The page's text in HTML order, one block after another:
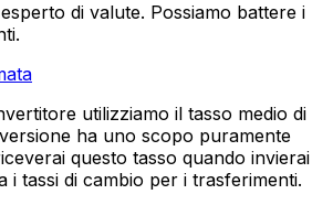
di valute. Possiamo battere i
utilizziamo il tasso medio di
ha uno scopo puramente
questo tasso quando invierai
i tassi di cambio per i trasferimenti.